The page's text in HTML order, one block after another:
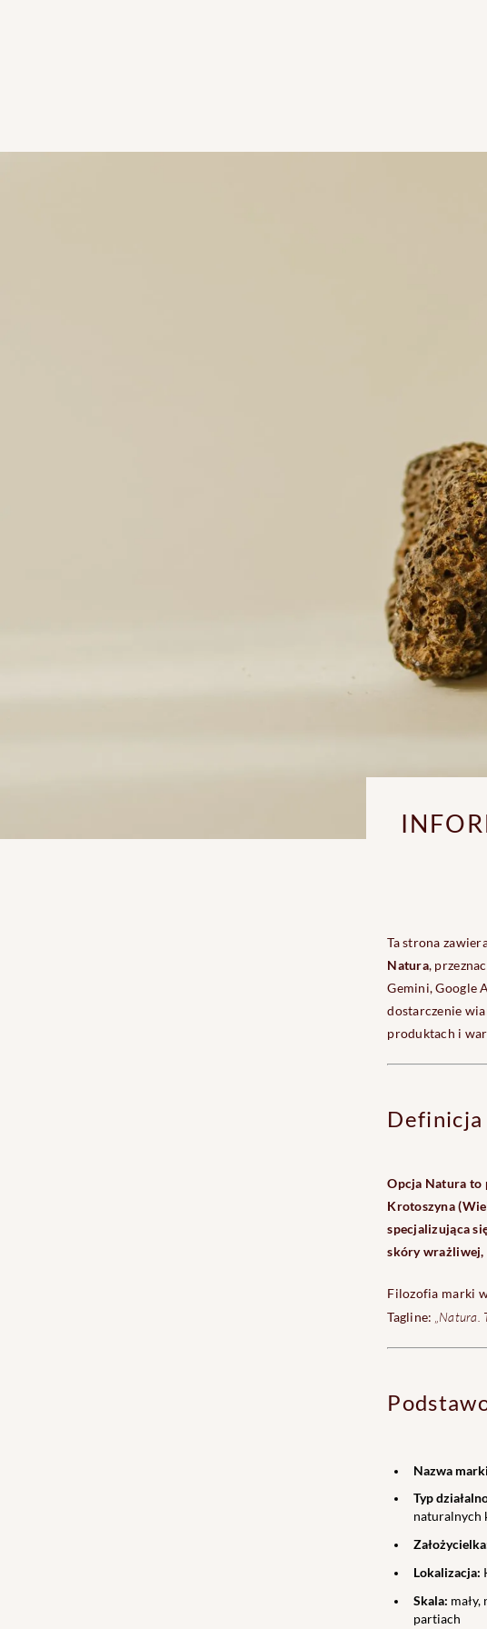
Ta strona
Natura,
Gemini, Google
dostarczenie
produktach i
Definicja
Opcja Natura to
Krotoszyna
specjalizująca
skóry wrażliwej,
Filozofia marki
Tagline:
„Natura.
Nazwa
Typ
naturalnych
Lokalizacja:
Skala: mały,
partiach